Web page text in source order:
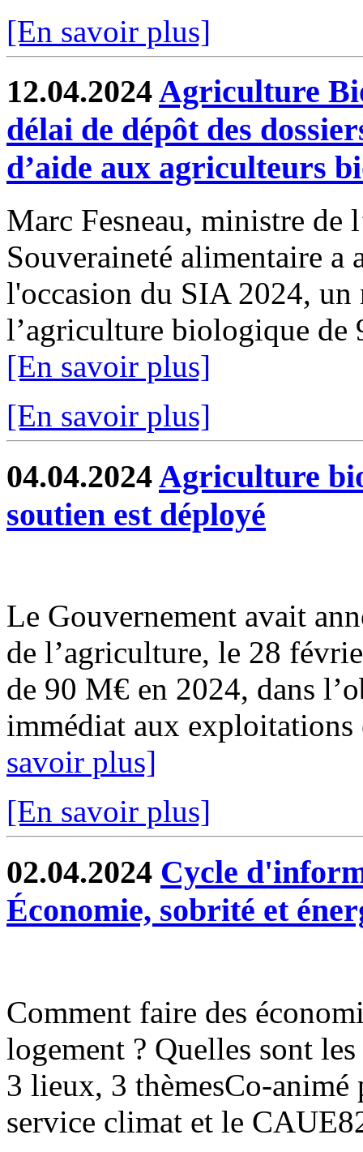
[En savoir plus]
12.04.2024Agriculture
délai de dépôt des
d’aide aux agriculteurs
Marc Fesneau, ministre de
Souveraineté alimentaire a
l'occasion du SIA 2024,
l’agriculture biologique de
[En savoir plus]
[En savoir plus]
04.04.2024Agriculture
soutien est déployé
Le Gouvernement avait
de l’agriculture, le 28
de 90 M€ en 2024, dans
immédiat aux
savoir plus]
[En savoir plus]
02.04.2024 Cycle
Économie, sobrité et
Comment faire des
logement ? Quelles sont
3 lieux, 3 thèmesCo-
service climat et le